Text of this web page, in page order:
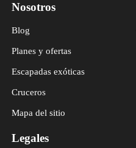
Nosotros
Blog
Planes y ofertas
Escapadas exóticas
Cruceros
Mapa del sitio
Legales